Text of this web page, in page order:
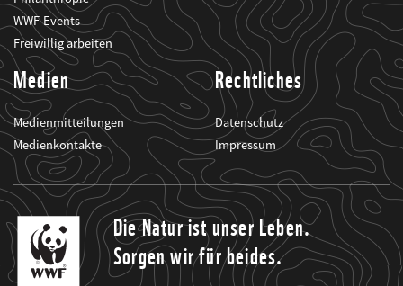
WWF-Events
Freiwillig arbeiten
Medien
Medienmitteilungen
Medienkontakte
Rechtliches
Datenschutz
Impressum
Die Natur ist unser Leben.
Sorgen wir für beides.